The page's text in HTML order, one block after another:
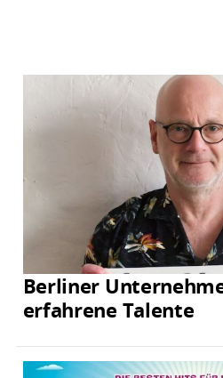
Berliner
erfahrene Talente